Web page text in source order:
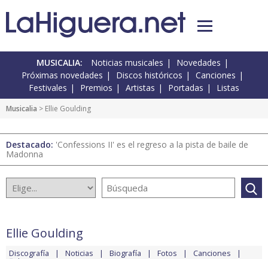
MUSICALIA: Noticias musicales
Novedades
Próximas novedades
Discos históricos
Canciones
Festivales
Premios Artistas Portadas Listas
Musicalia > Ellie Goulding
Destacado: 'Confessions II' es el regreso a la pista de baile de
Madonna
Ellie Goulding
Discografía Noticias Biografía Fotos Canciones